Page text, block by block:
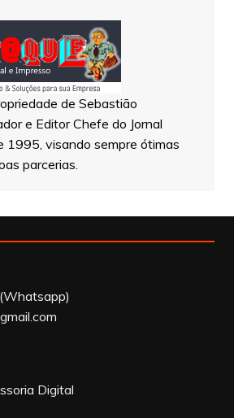
de Sebastião
e Editor Chefe do Jornal
1995, visando sempre ótimas
parcerias.
Digital